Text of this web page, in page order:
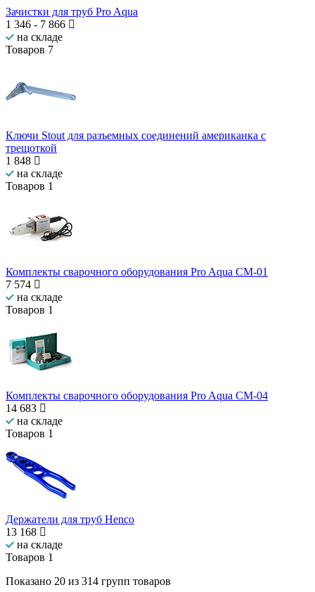
Зачистки для труб Pro Aqua
1 346 - 7 866
на складе
Товаров 7
Ключи Stout для разъемных соединений американка с
трещоткой
1 848
на складе
Товаров 1
Комплекты сварочного оборудования Pro Aqua СМ-01
7 574
на складе
Товаров 1
Комплекты сварочного оборудования Pro Aqua СМ-04
14 683
на складе
Товаров 1
Держатели для труб Henco
13 168
на складе
Товаров 1
Показано 20 из 314 групп товаров